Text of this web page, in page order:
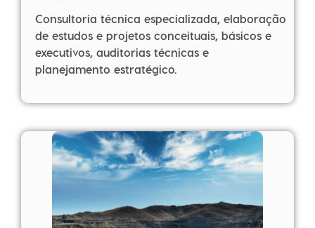
Consultoria técnica especializada, elaboração
de estudos e projetos conceituais, básicos e
executivos, auditorias técnicas e
planejamento estratégico.